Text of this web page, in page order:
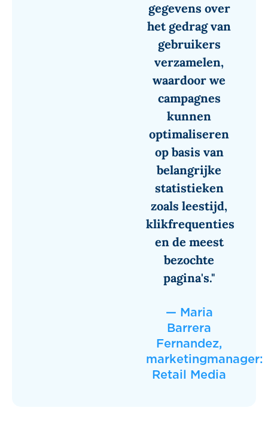
gegevens over
het gedrag van
gebruikers
verzamelen,
waardoor we
campagnes
kunnen
optimaliseren
op basis van
belangrijke
statistieken
zoals leestijd,
klikfrequenties
en de meest
bezochte
pagina's."
— Maria
Barrera
Fernandez,
marketingmanager:
Retail Media